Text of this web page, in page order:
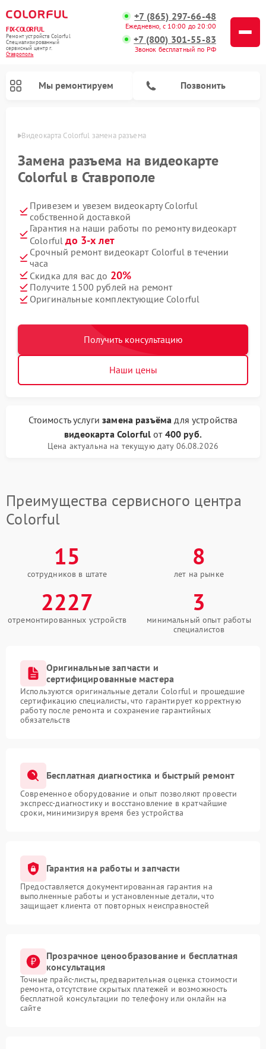
FIX-COLORFUL
Ремонт устройств Colorful
Специализированный
cервисный центр г.
Ставрополь
+7 (865) 297-66-48
Ежедневно, с 10:00 до 20:00
+7 (800) 301-55-83
Звонок бесплатный по РФ
Мы ремонтируем Позвонить
Видеокарта Colorful замена разъема
Замена разъема на видеокарте
Colorful в Ставрополе
Привезем и увезем видеокарту Colorful
собственной доставкой
Гарантия на наши работы по ремонту видеокарт
Colorfulдо 3-х лет
Срочный ремонт видеокарт Colorful в течении
часа
Скидка для вас до 20%
Получите 1500 рублей на ремонт
Оригинальные комплектующие Colorful
Получить консультацию
Наши цены
Стоимость услугизамена разъёма для устройства
видеокарта Colorful от 400 руб.
Цена актуальна на текущую дату 06.08.2026
Преимущества сервисного центра
Colorful
15
сотрудников в штате
8
лет на рынке
2227
отремонтированных устройств
3
минимальный опыт работы
специалистов
Оригинальные запчасти и
сертифицированные мастера
Используются оригинальные детали Colorful и прошедшие
сертификацию специалисты, что гарантирует корректную
работу после ремонта и сохранение гарантийных
обязательств
Бесплатная диагностика и быстрый ремонт
Современное оборудование и опыт позволяют провести
экспресс-диагностику и восстановление в кратчайшие
сроки, минимизируя время без устройства
Гарантия на работы и запчасти
Предоставляется документированная гарантия на
выполненные работы и установленные детали, что
защищает клиента от повторных неисправностей
Прозрачное ценообразование и бесплатная
консультация
Точные прайс-листы, предварительная оценка стоимости
ремонта, отсутствие скрытых платежей и возможность
бесплатной консультации по телефону или онлайн на
сайте